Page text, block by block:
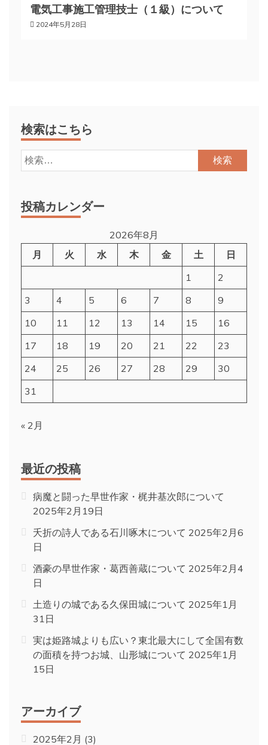
電気工事施工管理技士（１級）について
2024年5月28日
検索はこちら
検
索:
投稿カレンダー
2026年8月
月
火 水 木 金 土
日
1
2
3
4 5 6 7 8
9
10
11 12 13 14 15
16
17
18 19 20 21 22
23
24
25 26 27 28 29
30
31
« 2月
最近の投稿
病魔と闘った早世作家・梶井基次郎について
2025年2月19日
夭折の詩人である石川啄木について 2025年2月6
日
酒豪の早世作家・葛西善蔵について 2025年2月4
日
土造りの城である久保田城について 2025年1月
31日
実は姫路城よりも広い？東北最大にして全国有数
の面積を持つお城、山形城について 2025年1月
15日
アーカイブ
2025年2月 (3)